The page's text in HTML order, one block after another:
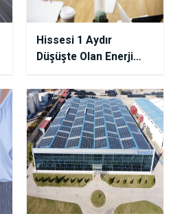
Hissesi 1 Aydır
Düşüşte Olan Enerji
Şirketinden 147 Milyon
TL'lik Anlaşma!